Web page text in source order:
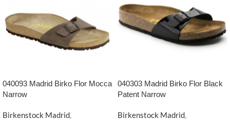
040093 Madrid Birko Flor Mocca
Narrow
Birkenstock Madrid
040303 Madrid Birko Flor Black
Patent Narrow
Birkenstock Madrid